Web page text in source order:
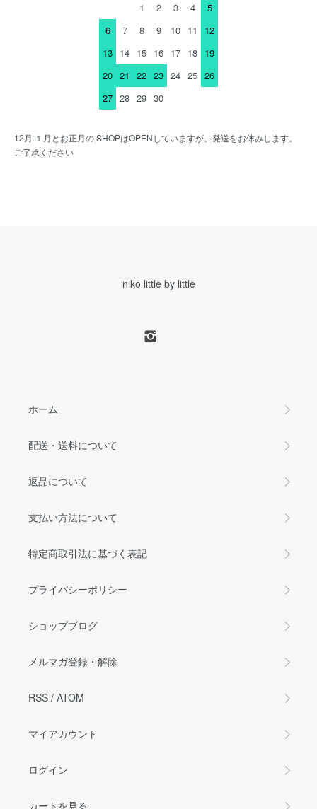
1
2 3 4
5
6
7 8 9 10 11
12
13 14 15 16 17 18 19
20 21 22 23 24 25 26
27 28 29 30
12月.１月とお正月の SHOPはOPENしていますが、発送をお休みします。
ご了承ください
niko little by little
ホーム
配送・送料について
返品について
支払い方法について
特定商取引法に基づく表記
プライバシーポリシー
ショップブログ
メルマガ登録・解除
RSS / ATOM
マイアカウント
ログイン
カートを見る